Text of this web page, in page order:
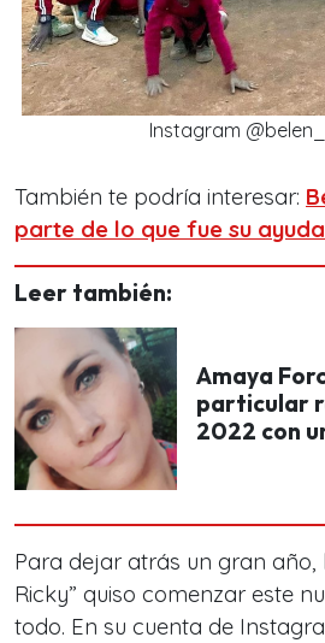
Instagram
También te podría interesar:
parte de lo que fue su
Leer también:
Amaya
particular
2022 con
Para dejar atrás un gran año,
Ricky” quiso comenzar este
todo. En su cuenta de